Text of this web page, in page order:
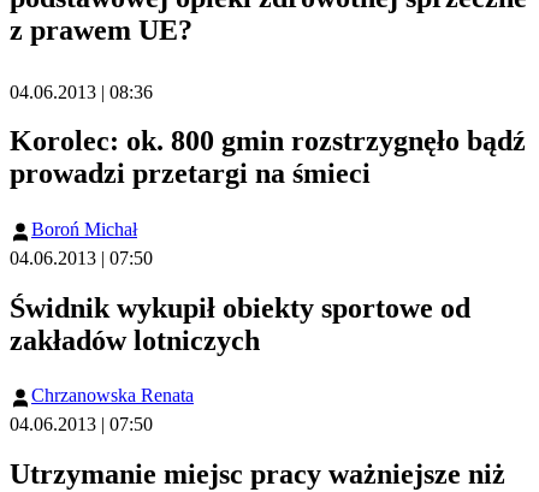
z prawem UE?
04.06.2013 | 08:36
Korolec: ok. 800 gmin rozstrzygnęło bądź
prowadzi przetargi na śmieci
Boroń Michał
04.06.2013 | 07:50
Świdnik wykupił obiekty sportowe od
zakładów lotniczych
Chrzanowska Renata
04.06.2013 | 07:50
Utrzymanie miejsc pracy ważniejsze niż